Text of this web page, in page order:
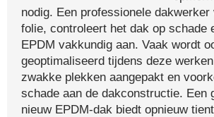
nodig. Een professionele
folie, controleert het dak op schade
EPDM vakkundig aan. Vaak wordt
geoptimaliseerd tijdens deze
zwakke plekken aangepakt en
schade aan de dakconstructie. Een
nieuw EPDM-dak biedt opnieuw